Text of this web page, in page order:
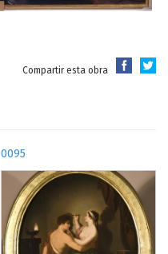
Compartir esta obra
0095